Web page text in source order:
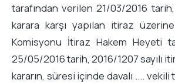
tarafından verilen 21/03/2016 tarih,
karara karşı yapılan itiraz
Komisyonu İtiraz Hakem Heyeti
25/05/2016 tarih, 2016/1207 sayılı
kararın, süresi içinde davalı ....